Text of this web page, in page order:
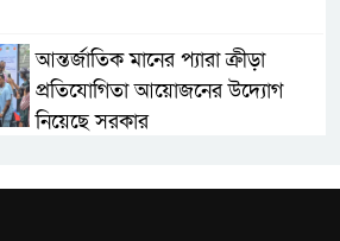
আন্তর্জাতিক মানের প্যারা ক্রীড়া
প্রতিযোগিতা আয়োজনের উদ্যোগ
নিয়েছে সরকার